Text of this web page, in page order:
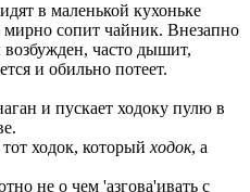
в маленькой кухоньке
сопит чайник. Внезапно
часто дышит,
и обильно потеет.
и пускает ходоку пулю в
ходок, который ходок, а
не о чем 'азгова'ивать с